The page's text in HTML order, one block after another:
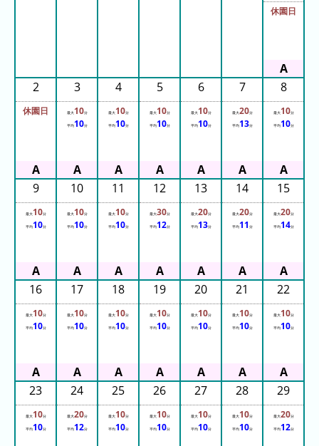
と)
2026
年
と)
年
(日
2024
年
(日
2023
年
(日
休園日
2
休園日
3
最大10分
平均10分
4
最大10分
平均10分
5
最大10分
平均10分
6
最大10分
平均10分
7
最大20分
平均13分
8
最大10分
平均10分
9
最大10分
平均10分
10
最大10分
平均10分
11
最大10分
平均10分
12
最大30分
平均12分
13
最大20分
平均13分
14
最大20分
平均11 分
15
最大20分
平均14分
16
最大10分
平均10分
17
最大10分
平均10分
18
最大10分
平均10分
19
最大10分
平均10分
20
最大10分
平均10分
21
最大10分
平均10分
22
最大10分
平均10分
23
最大10分
平均10分
24
最大20分
平均12分
25
最大10分
平均10分
26
最大10分
平均10分
27
最大10分
平均10分
28
最大10分
平均10分
29
最大20分
平均12分